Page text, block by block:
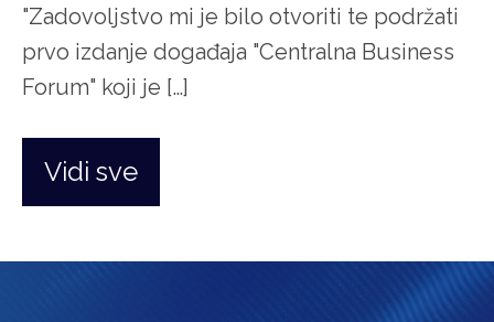
"Zadovoljstvo mi je bilo otvoriti te podržati
prvo izdanje događaja "Centralna Business
Forum" koji je […]
Vidi sve